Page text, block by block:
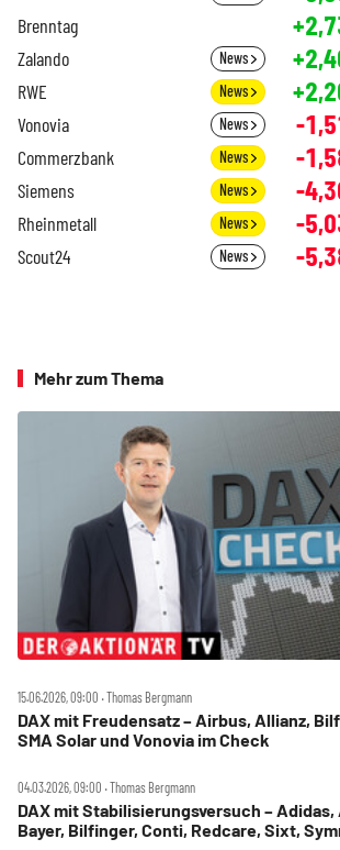
Brenntag
Zalando News
RWE News
Vonovia News -
Commerzbank News -
Siemens News -
Rheinmetall News -
Scout24 News -
Mehr zum Thema
15.06.2026, 09:00 ‧ Thomas Bergmann
DAX mit Freudensatz – Airbus, Allianz,
SMA Solar und Vonovia im Check
04.03.2026, 09:00 ‧ Thomas Bergmann
DAX mit Stabilisierungsversuch –
Bayer, Bilfinger, Conti, Redcare, Sixt,